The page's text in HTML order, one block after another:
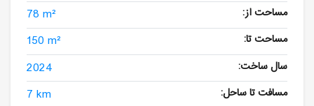
مساحت از: 78 m²
مساحت تا: 150 m²
سال ساخت: 2024
مسافت تا ساحل: 7 km